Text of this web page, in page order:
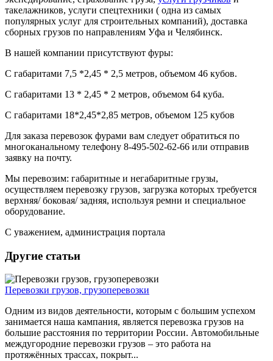
такелажников, услуги спецтехники ( одна из самых
популярных услуг для строительных компаний), доставка
сборных грузов по направлениям Уфа и Челябинск.
В нашей компании присутствуют фуры:
С габаритами 7,5 *2,45 * 2,5 метров, объемом 46 кубов.
С габаритами 13 * 2,45 * 2 метров, объемом 64 куба.
С габаритами 18*2,45*2,85 метров, объемом 125 кубов
Для заказа перевозок фурами вам следует обратиться по
многоканальному телефону 8-495-502-62-66 или отправив
заявку на почту.
Мы перевозим: габаритные и негабаритные грузы,
осуществляем перевозку грузов, загрузка которых требуется
верхняя/ боковая/ задняя, используя ремни и специальное
оборудование.
С уважением, администрация портала
Другие статьи
Перевозки грузов, грузоперевозки
Одним из видов деятельности, которым с большим успехом
занимается наша кампания, является перевозка грузов на
большие расстояния по территории России. Автомобильные
междугородние перевозки грузов – это работа на
протяжённых трассах, покрыт...